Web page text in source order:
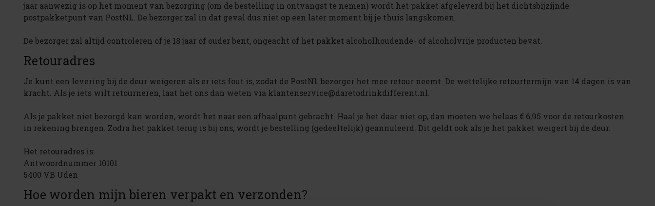
jaar aanwezig is op het moment van bezorging (om de bestelling in ontvangst te nemen) wordt het pakket afgeleverd bij het dichtsbijzijnde
postpakketpunt van PostNL. De bezorger zal in dat geval dus niet op een later moment bij je thuis langskomen.
De bezorger zal altijd controleren of je 18 jaar of ouder bent, ongeacht of het pakket alcoholhoudende- of alcoholvrije producten bevat.
Retouradres
Je kunt een levering bij de deur weigeren als er iets fout is, zodat de PostNL bezorger het mee retour neemt. De wettelijke retourtermijn van 14 dagen is van
kracht. Als je iets wilt retourneren, laat het ons dan weten via klantenservice@daretodrinkdifferent.nl.
Als je pakket niet bezorgd kan worden, wordt het naar een afhaalpunt gebracht. Haal je het daar niet op, dan moeten we helaas € 6,95 voor de retourkosten
in rekening brengen. Zodra het pakket terug is bij ons, wordt je bestelling (gedeeltelijk) geannuleerd. Dit geldt ook als je het pakket weigert bij de deur.
Het retouradres is:
Antwoordnummer 10101
5400 VB Uden
Hoe worden mijn bieren verpakt en verzonden?